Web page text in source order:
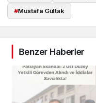
#Mustafa Gültak
Benzer Haberler